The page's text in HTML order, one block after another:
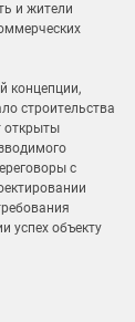
и жители
концепции,
строительства
открыты
с
успех объекту